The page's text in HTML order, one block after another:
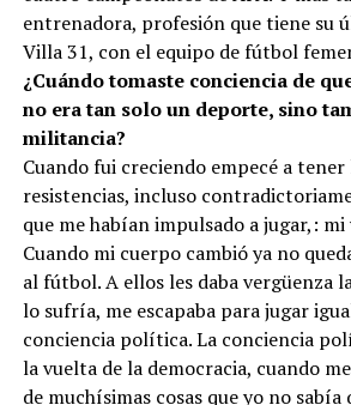
entrenadora, profesión que tiene su
Villa 31, con el equipo de fútbol
¿Cuándo tomaste conciencia de
no era tan solo un deporte, sino
militancia?
Cuando fui creciendo empecé a
resistencias, incluso
que me habían impulsado a jugar,: mi
Cuando mi cuerpo cambió ya no
al fútbol. A ellos les daba vergüenza
lo sufría, me escapaba para jugar
conciencia política. La conciencia
la vuelta de la democracia, cuando
de muchísimas cosas que yo no sabía